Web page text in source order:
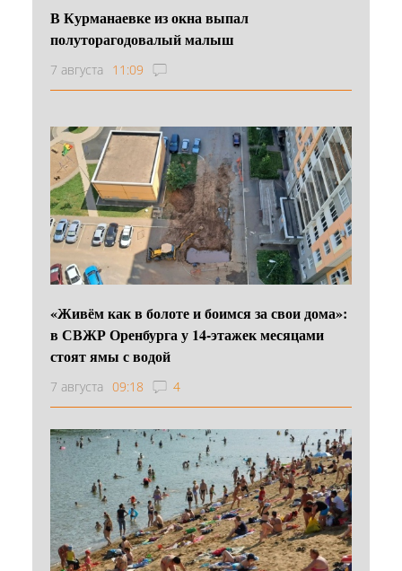
В Курманаевке из окна выпал
полуторагодовалый малыш
7 августа 11:09
«Живём как в болоте и боимся за свои дома»:
в СВЖР Оренбурга у 14-этажек месяцами
стоят ямы с водой
7 августа 09:18 4